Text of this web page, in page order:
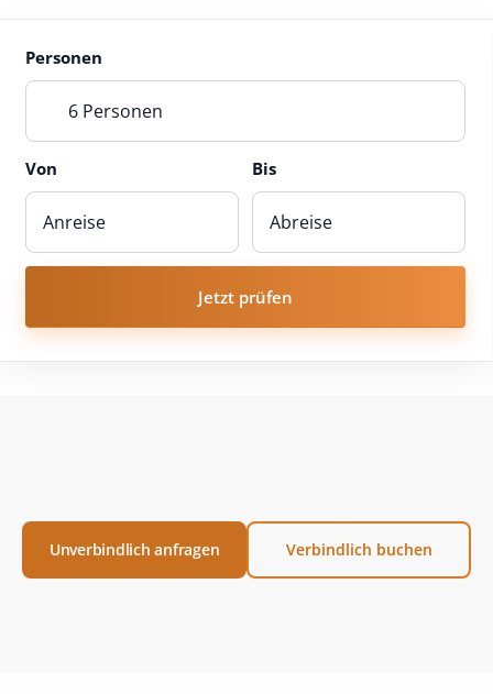
Personen
6 Personen
Von Bis
Jetzt prüfen
Unverbindlich anfragen Verbindlich buchen